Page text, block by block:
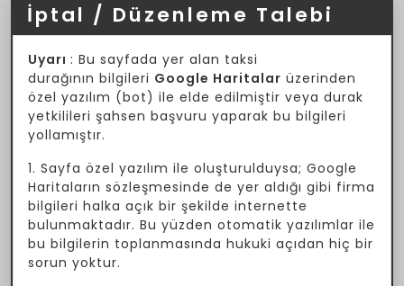
İptal / Düzenleme Talebi
Uyarı : Bu sayfada yer alan taksi
durağının bilgileri Google Haritalar üzerinden
özel yazılım (bot) ile elde edilmiştir veya durak
yetkilileri şahsen başvuru yaparak bu bilgileri
yollamıştır.
1. Sayfa özel yazılım ile oluşturulduysa; Google
Haritaların sözleşmesinde de yer aldığı gibi firma
bilgileri halka açık bir şekilde internette
bulunmaktadır. Bu yüzden otomatik yazılımlar ile
bu bilgilerin toplanmasında hukuki açıdan hiç bir
sorun yoktur.